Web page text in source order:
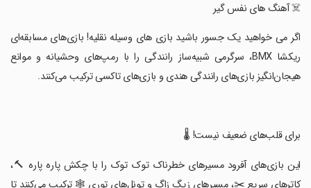
‏☠️ آهنگ های نفس گیر
‏اگر می خواهید یک جسور باشید بازی های وسیله نقلیه! بازی‌های مسابقه‌ای
ریکشا BMX، سرگرمی شبیه‌ساز رانندگی را با رمپ‌های وحشیانه و موانع
هیجان‌انگیز بازی‌های رانندگی هندی و بازی‌های تاکسی ترکیب می‌کنند.
‏برای قلب‌های ضعیف نیست! 🌡️
‏این بازی‌های آفرود مسیرهای خطرناک توک توک را با چکش پاره پاره 🔨،
کاترهای سریع ✂️، مسیرهای زیگ زاگ و تونل‌های توری 🕸️ ترکیب می‌کنند تا